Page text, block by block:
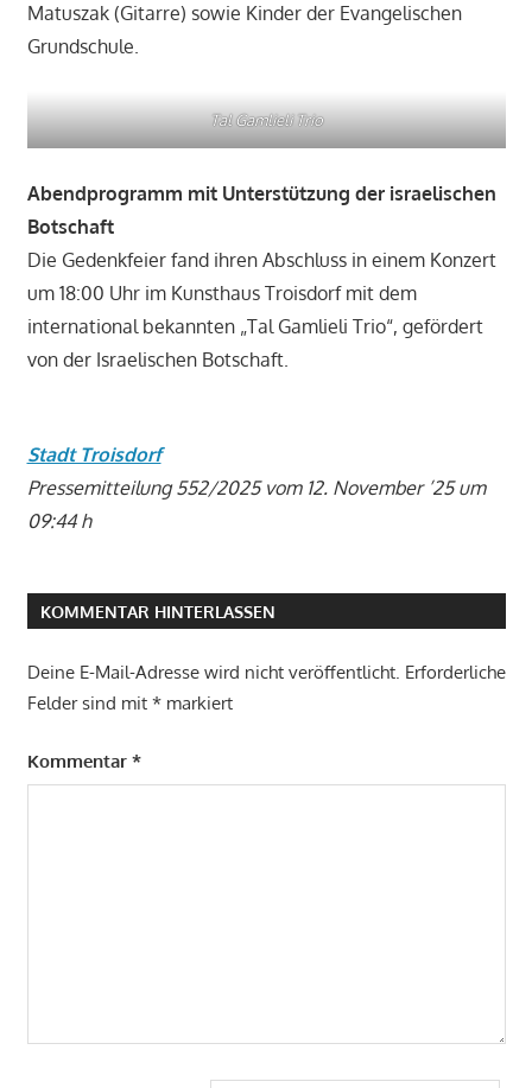
Matuszak (Gitarre) sowie Kinder der Evangelischen
Grundschule.
Tal Gamlieli Trio
Abendprogramm mit Unterstützung der israelischen
Botschaft
Die Gedenkfeier fand ihren Abschluss in einem Konzert
um 18:00 Uhr im Kunsthaus Troisdorf mit dem
international bekannten „Tal Gamlieli Trio“, gefördert
von der Israelischen Botschaft.
Stadt Troisdorf
Pressemitteilung 552/2025 vom 12. November ’25 um
09:44 h
KOMMENTAR HINTERLASSEN
Deine E-Mail-Adresse wird nicht veröffentlicht. Erforderliche
Felder sind mit *markiert
Kommentar *